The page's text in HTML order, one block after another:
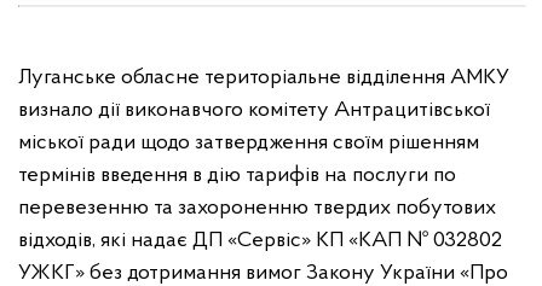
Луганське обласне територіальне відділення АМКУ
визнало дії виконавчого комітету Антрацитівської
міської ради щодо затвердження своїм рішенням
термінів введення в дію тарифів на послуги по
перевезенню та захороненню твердих побутових
відходів, які надає ДП «Сервіс» КП «КАП № 032802
УЖКГ» без дотримання вимог Закону України «Про